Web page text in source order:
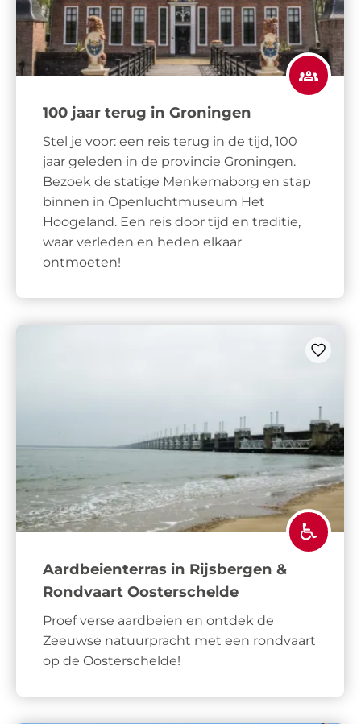
100 jaar terug in Groningen
Stel je voor: een reis terug in de tijd, 100
jaar geleden in de provincie Groningen.
Bezoek de statige Menkemaborg en stap
binnen in Openluchtmuseum Het
Hoogeland. Een reis door tijd en traditie,
waar verleden en heden elkaar
ontmoeten!
Aardbeienterras in Rijsbergen &
Rondvaart Oosterschelde
Proef verse aardbeien en ontdek de
Zeeuwse natuurpracht met een rondvaart
op de Oosterschelde!